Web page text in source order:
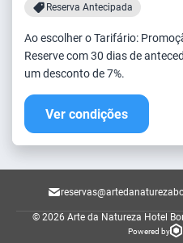
Reserva Antecipada
Ao escolher o Tarifário:
Reserve com 30 dias de
um desconto de 7%.
Ver condições
© 2026 Arte da Natureza Hotel
Powered by